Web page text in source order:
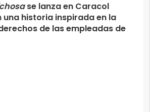
se lanza en Caracol
una historia inspirada en la
de las empleadas de